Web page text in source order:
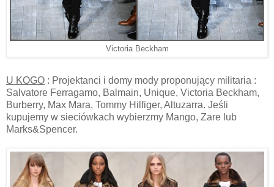
Victoria Beckham
U KOGO : Projektanci i domy mody proponujący militaria :
Salvatore Ferragamo, Balmain, Unique, Victoria Beckham,
Burberry, Max Mara, Tommy Hilfiger, Altuzarra. Jeśli
kupujemy w sieciówkach wybierzmy Mango, Zare lub
Marks&Spencer.